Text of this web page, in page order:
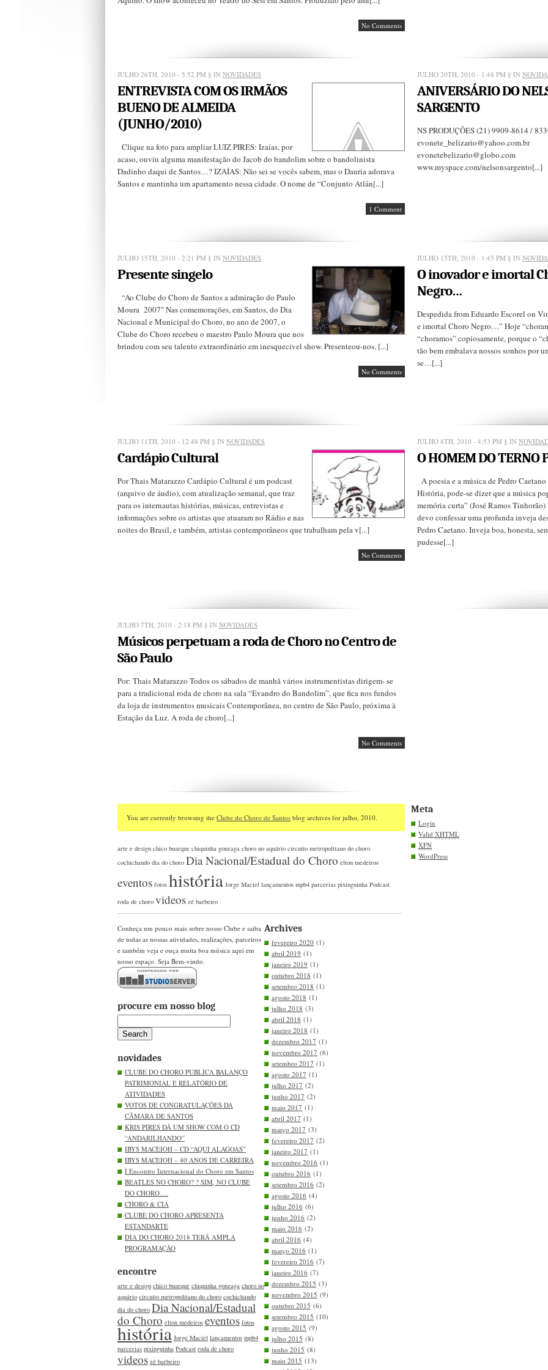
No Comments
JULHO 26TH, 2010 - 5:52 PM § IN NOVIDADES
ENTREVISTA COM OS IRMÃOS
BUENO DE ALMEIDA
(JUNHO/2010)
Clique na foto para ampliar LUIZ PIRES: Izaías, por
acaso, ouviu alguma manifestação do Jacob do bandolim sobre o bandolinista
Dadinho daqui de Santos…? IZAÍAS: Não sei se vocês sabem, mas o Dauria adorava
Santos e mantinha um apartamento nessa cidade. O nome de “Conjunto Atlân[...]
1 Comment
JULHO 20TH, 2010 - 1:48 PM § IN
ANIVERSÁRIO DO
SARGENTO
NS PRODUÇÕES (21) 9909-8614 /
evonete_belizario@yahoo.com.br
evonetebelizario@globo.com
www.myspace.com/nelsonsargento[...]
JULHO 15TH, 2010 - 2:21 PM § IN NOVIDADES
Presente singelo
“Ao Clube do Choro de Santos a admiração do Paulo
Moura 2007″ Nas comemorações, em Santos, do Dia
Nacional e Municipal do Choro, no ano de 2007, o
Clube do Choro recebeu o maestro Paulo Moura que nos
brindou com seu talento extraordinário em inesquecível show. Presenteou-nos, [...]
No Comments
JULHO 15TH, 2010 - 1:45 PM § IN
O inovador e imortal
Negro…
Despedida from Eduardo Escorel on
e imortal Choro Negro…” Hoje
“choramos” copiosamente, porque o
tão bem embalava nossos sonhos por
se…[...]
JULHO 11TH, 2010 - 12:48 PM § IN NOVIDADES
Cardápio Cultural
Por Thais Matarazzo Cardápio Cultural é um podcast
(arquivo de áudio), com atualização semanal, que traz
para os internautas histórias, músicas, entrevistas e
informações sobre os artistas que atuaram no Rádio e nas
noites do Brasil, e também, artistas contemporâneos que trabalham pela v[...]
No Comments
JULHO 8TH, 2010 - 4:53 PM § IN
O HOMEM DO TERNO
A poesia e a música de Pedro
História, pode-se dizer que a música
memória curta” (José Ramos
devo confessar uma profunda inveja
Pedro Caetano. Inveja boa, honesta,
pudesse[...]
JULHO 7TH, 2010 - 2:18 PM § IN NOVIDADES
Músicos perpetuam a roda de Choro no Centro de
São Paulo
Por: Thais Matarazzo Todos os sábados de manhã vários instrumentistas dirigem- se
para a tradicional roda de choro na sala “Evandro do Bandolim”, que fica nos fundos
da loja de instrumentos musicais Contemporânea, no centro de São Paulo, próxima à
Estação da Luz. A roda de choro[...]
No Comments
You are currently browsing the Clube do Choro de Santos blog archives for julho, 2010.
arte e design chico buarque chiquinha gonzaga choro no aquário circuito metropolitano do choro
cochichando dia do choro Dia Nacional/Estadual do Choro elton medeiros
eventos fotos história Jorge Maciel lançamentos mpb4 parcerias pixinguinha Podcast
roda de choro videos zé barbeiro
Conheça um pouco mais sobre nosso Clube e saiba
de todas as nossas atividades, realizações, parceiros
e também veja e ouça muita boa música aqui em
nosso espaço. Seja Bem-vindo.
procure em nosso blog
novidades
CLUBE DO CHORO PUBLICA BALANÇO
PATRIMONIAL E RELATÓRIO DE
ATIVIDADES
VOTOS DE CONGRATULAÇÕES DA
CÂMARA DE SANTOS
KRIS PIRES DÁ UM SHOW COM O CD
“ANDARILHANDO”
IBYS MACEIOH – CD “AQUI ALAGOAS”
IBYS MACEIOH – 40 ANOS DE CARREIRA
I Encontro Internacional do Choro em Santos
BEATLES NO CHORO? ? SIM, NO CLUBE
DO CHORO….
CHORO & CIA
CLUBE DO CHORO APRESENTA
ESTANDARTE
DIA DO CHORO 2018 TERÁ AMPLA
PROGRAMAÇÃO
encontre
arte e design chico buarque chiquinha gonzaga choro no
aquário circuito metropolitano do choro cochichando
dia do choro Dia Nacional/Estadual
do Choro elton medeiros eventos fotos
história Jorge Maciel lançamentos mpb4
parcerias pixinguinha Podcast roda de choro
videos zé barbeiro
Archives
fevereiro 2020 (1)
abril 2019 (1)
janeiro 2019 (1)
outubro 2018 (1)
setembro 2018 (1)
agosto 2018 (1)
julho 2018 (3)
abril 2018 (1)
janeiro 2018 (1)
dezembro 2017 (1)
novembro 2017 (6)
setembro 2017 (1)
agosto 2017 (1)
julho 2017 (2)
junho 2017 (2)
maio 2017 (1)
abril 2017 (1)
março 2017 (3)
fevereiro 2017 (2)
janeiro 2017 (1)
novembro 2016 (1)
outubro 2016 (1)
setembro 2016 (2)
agosto 2016 (4)
julho 2016 (6)
junho 2016 (2)
maio 2016 (2)
abril 2016 (4)
março 2016 (1)
fevereiro 2016 (7)
janeiro 2016 (7)
dezembro 2015 (3)
novembro 2015 (9)
outubro 2015 (6)
setembro 2015 (10)
agosto 2015 (9)
julho 2015 (8)
junho 2015 (8)
maio 2015 (13)
Meta
Login
Valid XHTML
XFN
WordPress